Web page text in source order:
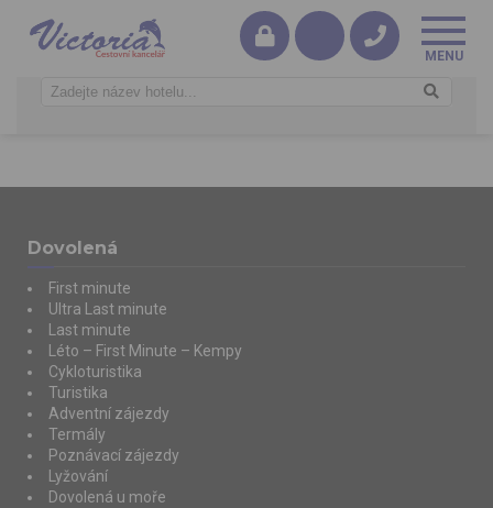
Dovolená
First minute
Ultra Last minute
Last minute
Léto – First Minute – Kempy
Cykloturistika
Turistika
Adventní zájezdy
Termály
Poznávací zájezdy
Lyžování
Dovolená u moře